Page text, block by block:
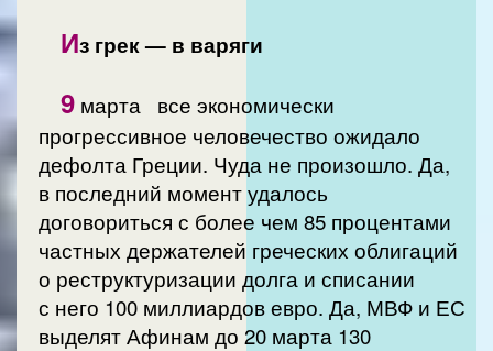
Из грек — в варяги
9 марта все экономически
прогрессивное человечество ожидало
дефолта Греции. Чуда не произошло. Да,
в последний момент удалось
договориться с более чем 85 процентами
частных держателей греческих облигаций
о реструктуризации долга и списании
с него 100 миллиардов евро. Да, МВФ и ЕС
выделят Афинам до 20 марта 130